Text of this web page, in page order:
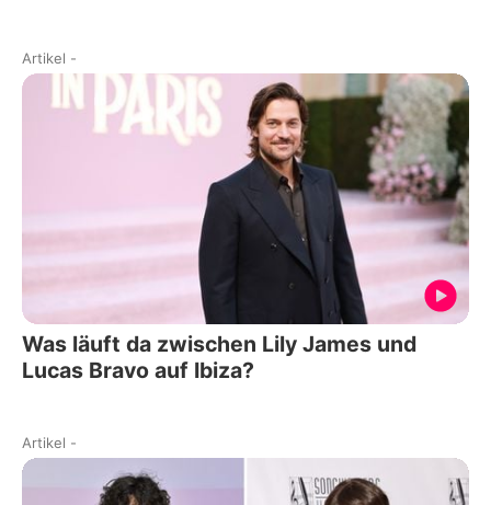
Artikel -
Was läuft da zwischen Lily James und
Lucas Bravo auf Ibiza?
Artikel -